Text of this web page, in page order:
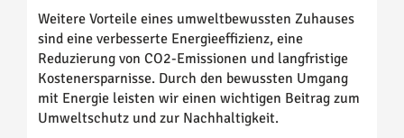
Weitere Vorteile eines umweltbewussten Zuhauses
sind eine verbesserte Energieeffizienz, eine
Reduzierung von CO2-Emissionen und langfristige
Kostenersparnisse. Durch den bewussten Umgang
mit Energie leisten wir einen wichtigen Beitrag zum
Umweltschutz und zur Nachhaltigkeit.